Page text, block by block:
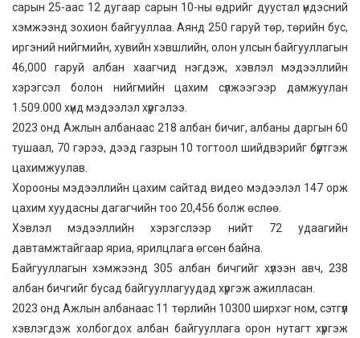
сарын 25-аас 12 дугаар сарын 10-ны өдрийг дуустал үндэсний
хэмжээнд зохион байгууллаа. Аянд 250 гаруй төр, төрийн бус,
иргэний нийгмийн, хувийн хэвшлийн, олон улсын байгууллагын
46,000 гаруй албан хаагчид нэгдэж, хэвлэл мэдээллийн
хэрэгсэл болон нийгмийн цахим сүлжээгээр дамжуулан
1.509.000 хүнд мэдээлэл хүргэлээ.
2023 онд Ажлын албанаас 218 албан бичиг, албаны даргын 60
тушаал, 70 гэрээ, дээд газрын 10 тогтоол шийдвэрийг бүртгэж
цахимжуулав.
Хорооны мэдээллийн цахим сайтад видео мэдээлэл 147 орж
цахим хуудасны дагагчийн тоо 20,456 болж өслөө.
Хэвлэл мэдээллийн хэрэгслээр нийт 72 удаагийн
давтамжтайгаар яриа, ярилцлага өгсөн байна.
Байгууллагын хэмжээнд 305 албан бичгийг хүлээн авч, 238
албан бичгийг бусад байгууллагуудад хүргэж ажилласан.
2023 онд Ажлын албанаас 11 төрлийн 10300 ширхэг ном, сэтгүүл
хэвлэгдэж холбогдох албан байгууллага орон нутагт хүргэж